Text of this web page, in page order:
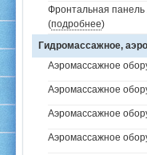
Фронтальная
(подробнее)
Гидромассажное,
Аэромассажное
Аэромассажное
Аэромассажное
Аэромассажное